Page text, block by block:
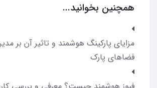
همچنین بخوانید...
مزایای پارکینگ هوشمند و تاثیر آن بر
فضاهای پارک